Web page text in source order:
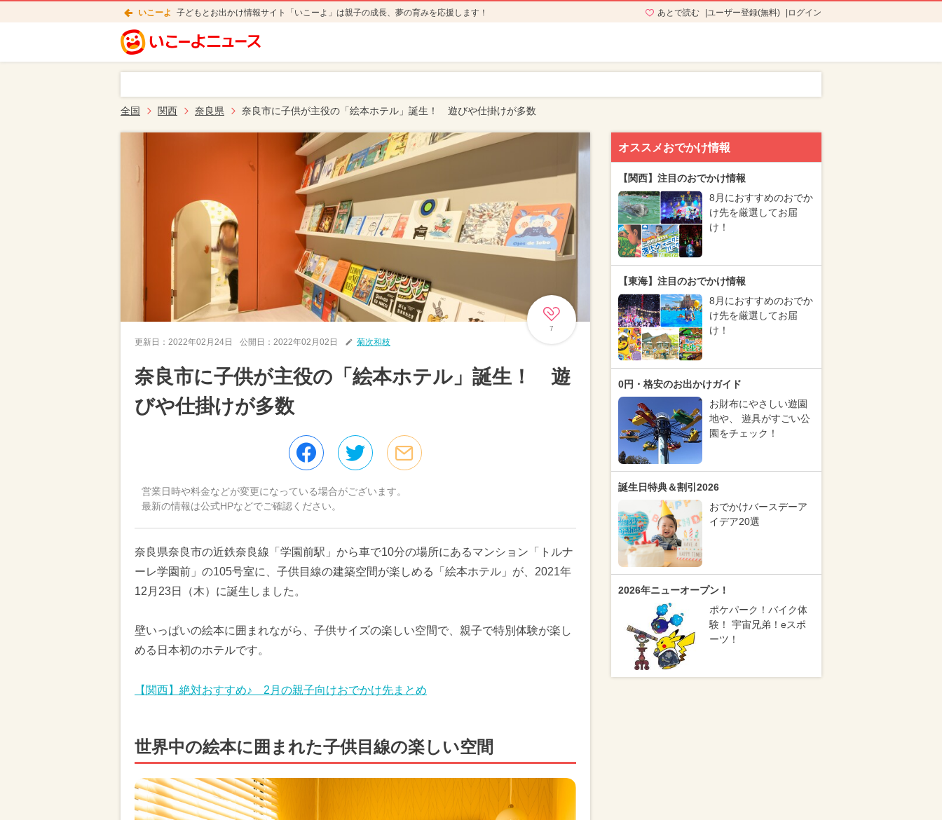
いこーよ 子どもとお出かけ情報サイト「いこーよ」は親子の成長、夢の育みを応援します！ あとで読む ユーザー登録(無料) ログイン
全国 関西 奈良県 奈良市に子供が主役の「絵本ホテル」誕生！ 遊びや仕掛けが多数
7
更新日： 2022年02月24日 公開日： 2022年02月02日 菊次和枝
奈良市に子供が主役の「絵本ホテル」誕生！ 遊
びや仕掛けが多数
営業日時や料金などが変更になっている場合がございます。
最新の情報は公式HPなどでご確認ください。
奈良県奈良市の近鉄奈良線「学園前駅」から車で10分の場所にあるマンション「トルナ
ーレ学園前」の105号室に、子供目線の建築空間が楽しめる「絵本ホテル」が、2021年
12月23日（木）に誕生しました。
壁いっぱいの絵本に囲まれながら、子供サイズの楽しい空間で、親子で特別体験が楽し
める日本初のホテルです。
【関西】絶対おすすめ♪ 2月の親子向けおでかけ先まとめ
世界中の絵本に囲まれた子供目線の楽しい空間
オススメおでかけ情報
【関西】注目のおでかけ情報
8月におすすめのおでか
け先を厳選してお届
け！
【東海】注目のおでかけ情報
8月におすすめのおでか
け先を厳選してお届
け！
0円・格安のお出かけガイド
お財布にやさしい遊園
地や、 遊具がすごい公
園をチェック！
誕生日特典＆割引2026
おでかけバースデーア
イデア20選
2026年ニューオープン！
ポケパーク！バイク体
験！ 宇宙兄弟！eスポ
ーツ！